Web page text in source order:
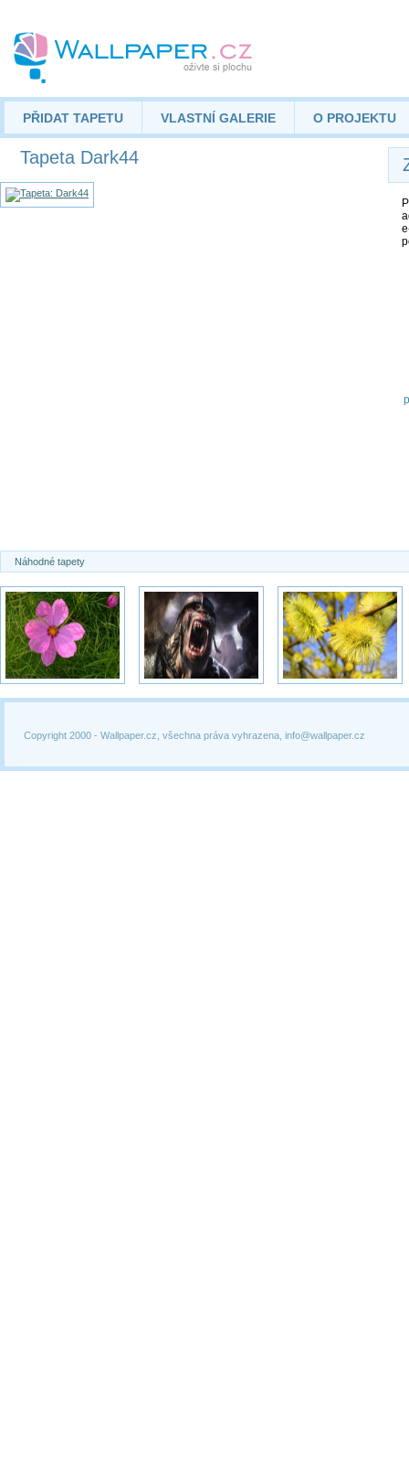
PŘIDAT TAPETU VLASTNÍ GALERIE O PROJEKTU
Tapeta Dark44
Náhodné tapety
Copyright 2000 - Wallpaper.cz, všechna práva vyhrazena, info@wallpaper.cz